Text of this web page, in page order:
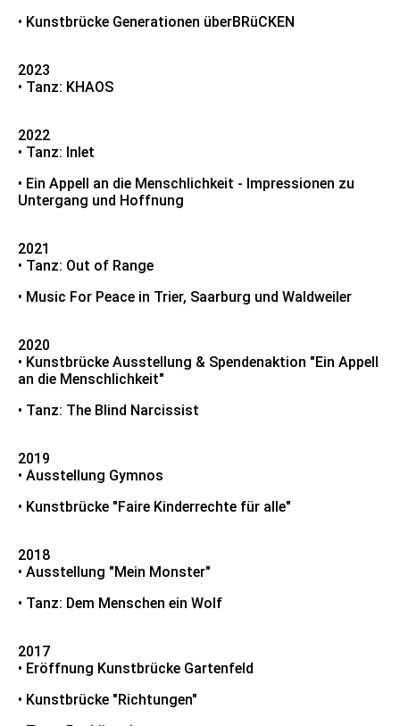
• Kunstbrücke Generationen überBRüCKEN
2023
• Tanz: KHAOS
2022
• Tanz: Inlet
• Ein Appell an die Menschlichkeit - Impressionen zu
Untergang und Hoffnung
2021
• Tanz: Out of Range
• Music For Peace in Trier, Saarburg und Waldweiler
2020
• Kunstbrücke Ausstellung & Spendenaktion "Ein Appell
an die Menschlichkeit"
• Tanz: The Blind Narcissist
2019
• Ausstellung Gymnos
• Kunstbrücke "Faire Kinderrechte für alle"
2018
• Ausstellung "Mein Monster"
• Tanz: Dem Menschen ein Wolf
2017
• Eröffnung Kunstbrücke Gartenfeld
• Kunstbrücke "Richtungen"